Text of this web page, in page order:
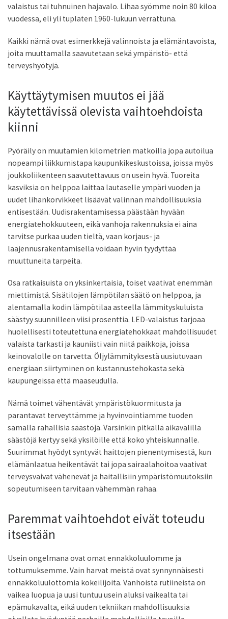
valaistus tai tuhnuinen hajavalo. Lihaa syömme noin 80 kiloa
vuodessa, eli yli tuplaten 1960-lukuun verrattuna.
Kaikki nämä ovat esimerkkejä valinnoista ja elämäntavoista,
joita muuttamalla saavutetaan sekä ympäristö- että
terveyshyötyjä.
Käyttäytymisen muutos ei jää
käytettävissä olevista vaihtoehdoista
kiinni
Pyöräily on muutamien kilometrien matkoilla jopa autoilua
nopeampi liikkumistapa kaupunkikeskustoissa, joissa myös
joukkoliikenteen saavutettavuus on usein hyvä. Tuoreita
kasviksia on helppoa laittaa lautaselle ympäri vuoden ja
uudet lihankorvikkeet lisäävät valinnan mahdollisuuksia
entisestään. Uudisrakentamisessa päästään hyvään
energiatehokkuuteen, eikä vanhoja rakennuksia ei aina
tarvitse purkaa uuden tieltä, vaan korjaus- ja
laajennusrakentamisella voidaan hyvin tyydyttää
muuttuneita tarpeita.
Osa ratkaisuista on yksinkertaisia, toiset vaativat enemmän
miettimistä. Sisätilojen lämpötilan säätö on helppoa, ja
alentamalla kodin lämpötilaa asteella lämmityskuluista
säästyy suunnilleen viisi prosenttia. LED-valaistus tarjoaa
huolellisesti toteutettuna energiatehokkaat mahdollisuudet
valaista tarkasti ja kauniisti vain niitä paikkoja, joissa
keinovalolle on tarvetta. Öljylämmityksestä uusiutuvaan
energiaan siirtyminen on kustannustehokasta sekä
kaupungeissa että maaseudulla.
Nämä toimet vähentävät ympäristökuormitusta ja
parantavat terveyttämme ja hyvinvointiamme tuoden
samalla rahallisia säästöjä. Varsinkin pitkällä aikavälillä
säästöjä kertyy sekä yksilöille että koko yhteiskunnalle.
Suurimmat hyödyt syntyvät haittojen pienentymisestä, kun
elämänlaatua heikentävät tai jopa sairaalahoitoa vaativat
terveysvaivat vähenevät ja haitallisiin ympäristömuutoksiin
sopeutumiseen tarvitaan vähemmän rahaa.
Paremmat vaihtoehdot eivät toteudu
itsestään
Usein ongelmana ovat omat ennakkoluulomme ja
tottumuksemme. Vain harvat meistä ovat synnynnäisesti
ennakkoluulottomia kokeilijoita. Vanhoista rutiineista on
vaikea luopua ja uusi tuntuu usein aluksi vaikealta tai
epämukavalta, eikä uuden tekniikan mahdollisuuksia